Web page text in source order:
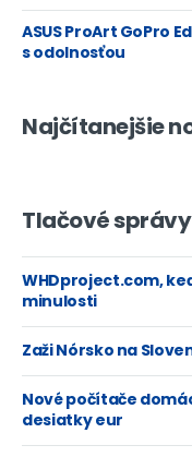
ASUS ProArt GoPro
s odolnosťou
Najčítanejšie
Tlačové správy
WHDproject.com,
minulosti
Zaži Nórsko na
Nové počítače
desiatky eur